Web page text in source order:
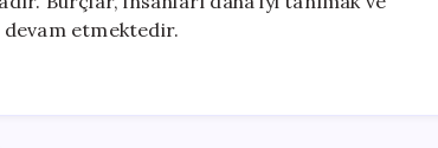
devam etmektedir.